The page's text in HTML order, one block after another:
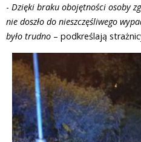
- Dzięki braku obojętności osoby
nie doszło do nieszczęśliwego
było trudno – podkreślają